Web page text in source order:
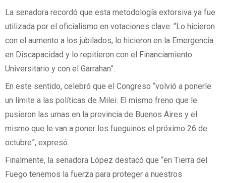
La senadora recordó que esta metodología extorsiva ya fue
utilizada por el oficialismo en votaciones clave: “Lo hicieron
con el aumento a los jubilados, lo hicieron en la Emergencia
en Discapacidad y lo repitieron con el Financiamiento
Universitario y con el Garrahan”.
En este sentido, celebró que el Congreso “volvió a ponerle
un límite a las políticas de Milei. El mismo freno que le
pusieron las urnas en la provincia de Buenos Aires y el
mismo que le van a poner los fueguinos el próximo 26 de
octubre”, expresó.
Finalmente, la senadora López destacó que “en Tierra del
Fuego tenemos la fuerza para proteger a nuestros